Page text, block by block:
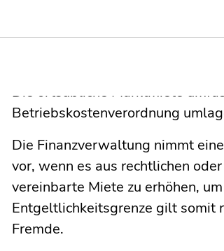
Die ortsübliche Marktmiete
Betriebskostenverordnung
Die Finanzverwaltung nimmt
vor, wenn es aus rechtlichen
vereinbarte Miete zu erhöhen,
Entgeltlichkeitsgrenze gilt somit
Fremde.